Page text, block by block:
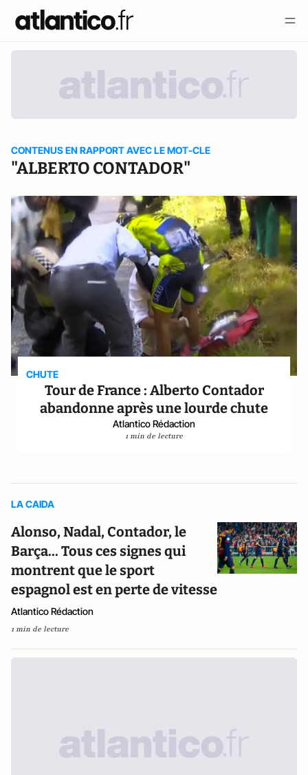
CONTENUS EN RAPPORT AVEC LE MOT-CLE
"ALBERTO CONTADOR"
CHUTE
Tour de France : Alberto Contador
abandonne après une lourde chute
Atlantico Rédaction
1 min de lecture
LA CAIDA
Alonso, Nadal, Contador, le
Barça... Tous ces signes qui
montrent que le sport
espagnol est en perte de vitesse
Atlantico Rédaction
1 min de lecture